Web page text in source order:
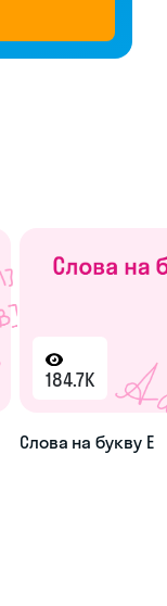
184.7K
Слова на букву Е